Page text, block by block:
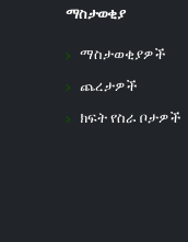
ማስታወቂያ
ማስታወቂያዎች
ጨረታዎች
ክፍት የስራ ቦታዎች